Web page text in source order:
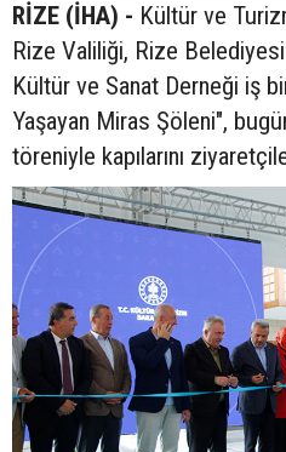
RİZE (İHA) - Kültür ve
Rize Valiliği, Rize
Kültür ve Sanat Derneği iş
Yaşayan Miras Şöleni",
töreniyle kapılarını